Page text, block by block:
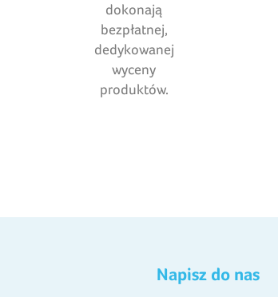
dokonają
bezpłatnej,
dedykowanej
wyceny
produktów.
Napisz do nas